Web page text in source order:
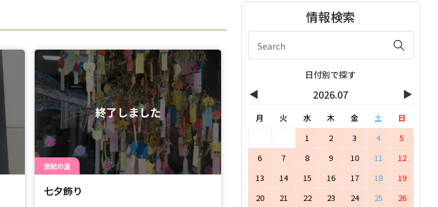
悠紀の里
終了しました
七夕飾り
情報検索
日付別で探す
◀ 2026.07 ▶
月 火 水 木 金 土
日
1
2 3 4
5
6
7 8 9 10 11
12
13
14 15 16 17 18
19
20
21 22 23 24 25
26